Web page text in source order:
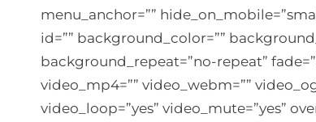
menu_anchor=””
id=”” background_color=””
background_repeat=”no-repeat”
video_mp4=”” video_webm=””
video_loop=”yes” video_mute=”yes”